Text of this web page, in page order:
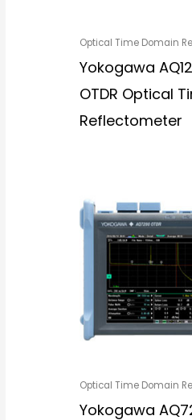
Optical Time Domain
Yokogawa
OTDR Optical
Reflectometer
Optical Time Domain
Yokogawa